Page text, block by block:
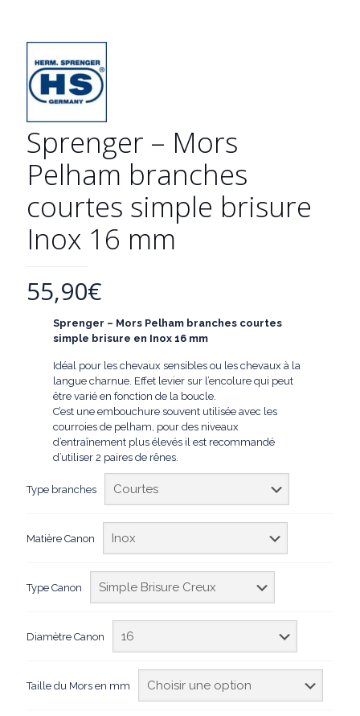
Sprenger – Mors
Pelham branches
courtes simple brisure
Inox 16 mm
55,90€
Sprenger – Mors Pelham branches courtes
simple brisure en Inox 16 mm
Idéal pour les chevaux sensibles ou les chevaux à la
langue charnue. Effet levier sur l’encolure qui peut
être varié en fonction de la boucle.
C’est une embouchure souvent utilisée avec les
courroies de pelham, pour des niveaux
d’entraînement plus élevés il est recommandé
d’utiliser 2 paires de rênes.
Type branches
Matière Canon
Type Canon
Diamètre Canon
Taille du Mors en mm